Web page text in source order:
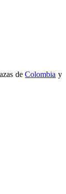
deColombia y